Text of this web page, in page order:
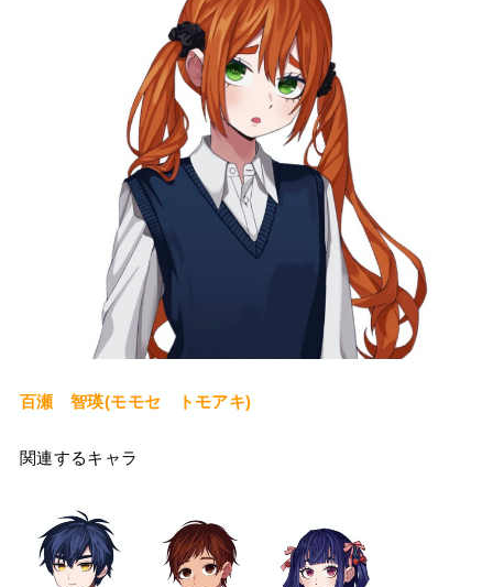
百瀬 智瑛(モモセ トモアキ)
関連するキャラ